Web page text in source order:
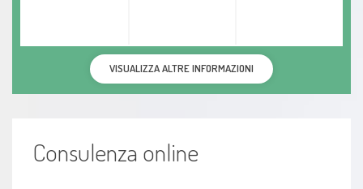
VISUALIZZA ALTRE INFORMAZIONI
Consulenza online